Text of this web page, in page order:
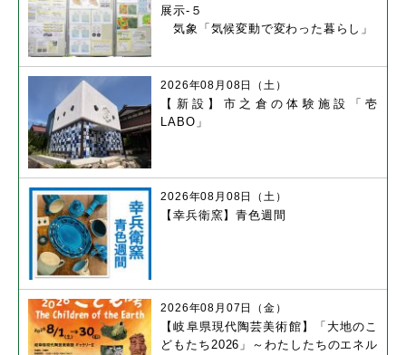
展示-５
気象「気候変動で変わった暮らし」
【新設】市之倉の体験施設「壱
LABO」
2026年08月08日（土）
【幸兵衛窯】青色週間
2026年08月08日（土）
【岐阜県現代陶芸美術館】「大地のこ
どもたち2026」～わたしたちのエネル
2026年08月07日（金）